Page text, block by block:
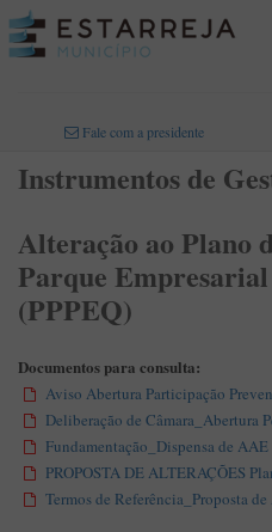
Fale com a presidente
Instrumentos de
Alteração ao Plano
Parque
(PPPEQ)
Documentos para consulta:
Aviso Abertura Participação
Deliberação de Câmara_Abertura
Fundamentação_Dispensa de AAE
PROPOSTA DE ALTERAÇÕES
Termos de Referência_Proposta